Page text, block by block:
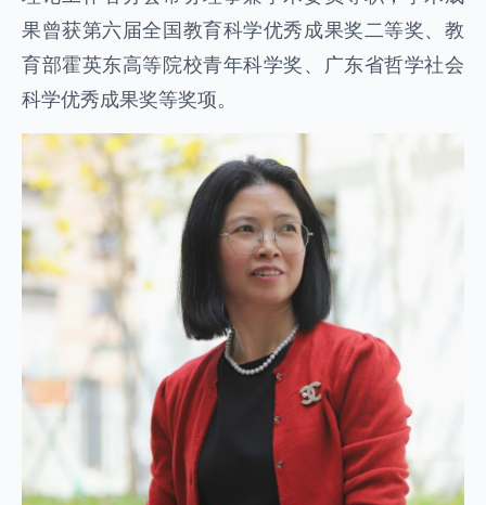
果曾获第六届全国教育科学优秀成果奖二等奖、教
育部霍英东高等院校青年科学奖、广东省哲学社会
科学优秀成果奖等奖项。